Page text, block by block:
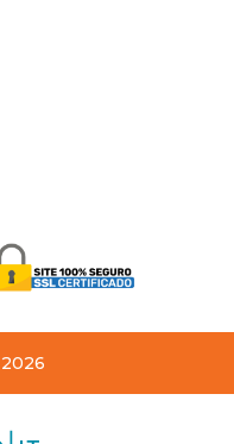
2026